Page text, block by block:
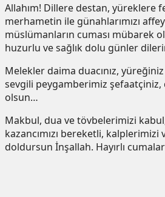
Allahım! Dillere destan, yüreklere
merhametin ile günahlarımızı
müslümanların cuması mübarek
huzurlu ve sağlık dolu günler
Melekler daima duacınız,
sevgili peygamberimiz şefaatçiniz,
olsun…
Makbul, dua ve tövbelerimizi kabul,
kazancımızı bereketli,
doldursun İnşallah. Hayırlı